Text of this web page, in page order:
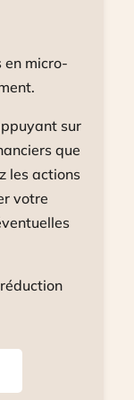
en micro-
sur
que
les actions
votre